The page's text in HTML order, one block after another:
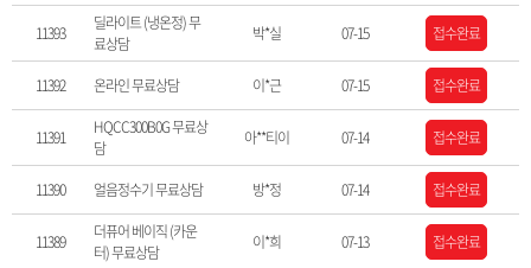
11393
딜라이트 (냉온정) 무
료상담
박*실 07-15 접수완료
11392 온라인 무료상담 이*근 07-15 접수완료
11391
HQCC300B0G 무료상
담
아**티이 07-14 접수완료
11390 얼음정수기 무료상담 방*정 07-14 접수완료
11389
더퓨어 베이직 (카운
터) 무료상담
이*희 07-13 접수완료